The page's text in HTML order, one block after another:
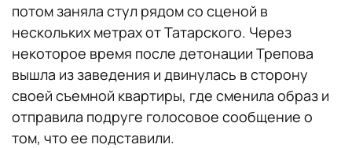
потом заняла стул рядом со сценой в
нескольких метрах от Татарского. Через
некоторое время после детонации Трепова
вышла из заведения и двинулась в сторону
своей съемной квартиры, где сменила образ и
отправила подруге голосовое сообщение о
том, что ее подставили.